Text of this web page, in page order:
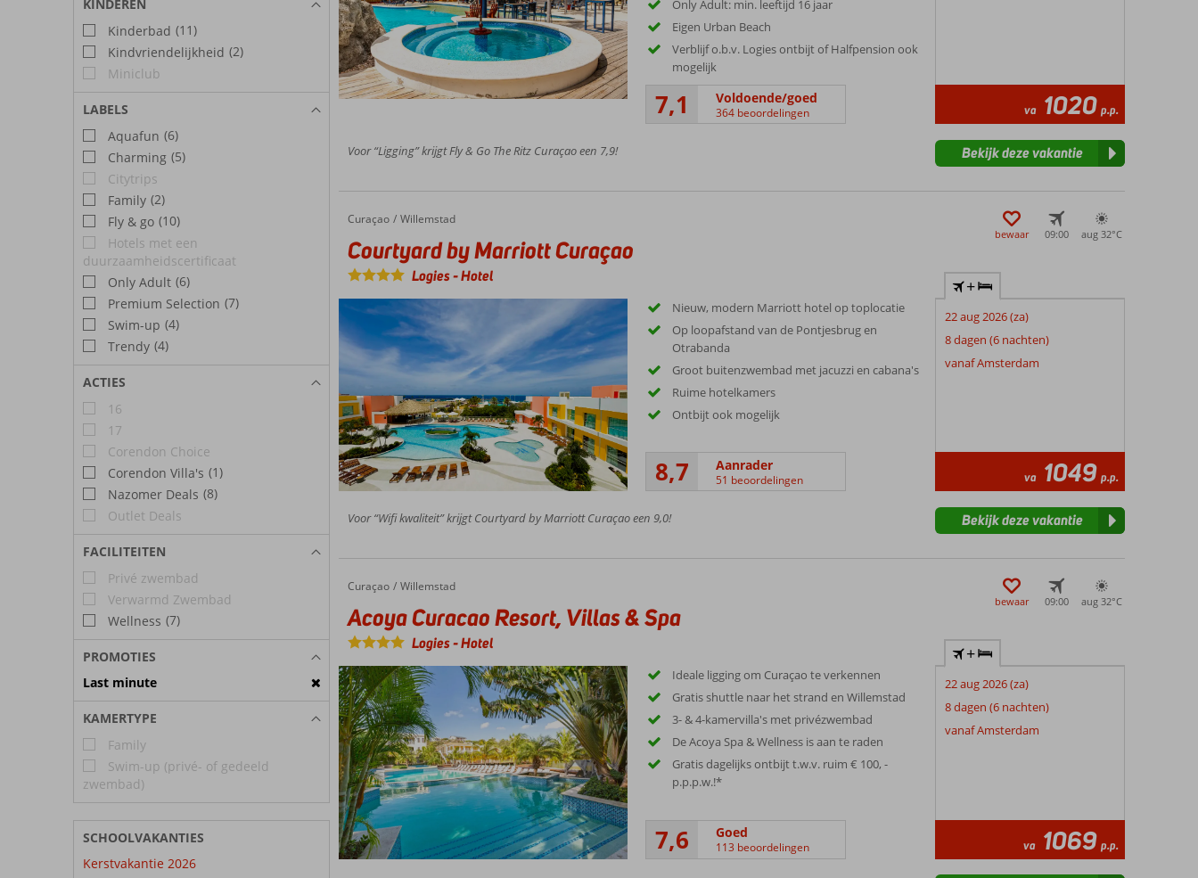
KINDEREN
Kinderbad (11)
Kindvriendelijkheid (2)
Miniclub
LABELS
Aquafun (6)
Charming (5)
Citytrips
Family (2)
Fly & go (10)
Hotels met een
duurzaamheidscertificaat
Only Adult (6)
Premium Selection (7)
Swim-up (4)
Trendy (4)
ACTIES
16
17
Corendon Choice
Corendon Villa's (1)
Nazomer Deals (8)
Outlet Deals
FACILITEITEN
Privé zwembad
Verwarmd Zwembad
Wellness (7)
PROMOTIES
Last minute
KAMERTYPE
Family
Swim-up (privé- of gedeeld
zwembad)
SCHOOLVAKANTIES
Kerstvakantie 2026
Only Adult: min. leeftijd 16 jaar
Eigen Urban Beach
Verblijf o.b.v. Logies ontbijt of Halfpension ook
mogelijk
7,1 Voldoende/goed
364 beoordelingen va 1020 p.p.
Voor “Ligging” krijgt Fly & Go The Ritz Curaçao een 7,9! Bekijk deze vakantie
Home
Curaçao Willemstad
Courtyard by Marriott Curaçao
Courtyard by Marriott Curaçao
Logies-Hotel
bewaar 09:00 aug 32°C
Nieuw, modern Marriott hotel op toplocatie
Op loopafstand van de Pontjesbrug en
Otrabanda
Groot buitenzwembad met jacuzzi en cabana's
Ruime hotelkamers
Ontbijt ook mogelijk
8,7 Aanrader
51 beoordelingen
+
22 aug 2026 (za)
8 dagen (6 nachten)
vanaf Amsterdam
va 1049 p.p.
Voor “Wifi kwaliteit” krijgt Courtyard by Marriott Curaçao een 9,0! Bekijk deze vakantie
Home
Curaçao Willemstad
Acoya Curacao Resort, Villas & Spa
Acoya Curacao Resort, Villas & Spa
Logies-Hotel
bewaar 09:00 aug 32°C
Ideale ligging om Curaçao te verkennen
Gratis shuttle naar het strand en Willemstad
3- & 4-kamervilla's met privézwembad
De Acoya Spa & Wellness is aan te raden
Gratis dagelijks ontbijt t.w.v. ruim € 100, -
p.p.p.w.!*
7,6 Goed
113 beoordelingen
+
22 aug 2026 (za)
8 dagen (6 nachten)
vanaf Amsterdam
va 1069 p.p.